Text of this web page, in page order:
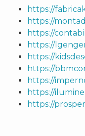
https://
https://
https://
https://
https://
https://
https://
https://
https://